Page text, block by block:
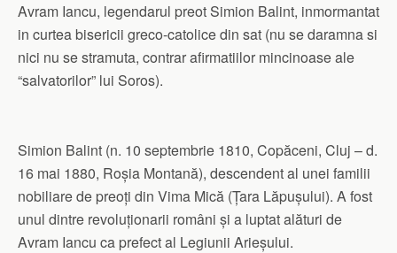
Avram Iancu, legendarul preot Simion Balint, inmormantat
in curtea bisericii greco-catolice din sat (nu se daramna si
nici nu se stramuta, contrar afirmatiilor mincinoase ale
“salvatorilor” lui Soros).
Simion Balint (n. 10 septembrie 1810, Copăceni, Cluj – d.
16 mai 1880, Roșia Montană), descendent al unei familii
nobiliare de preoți din Vima Mică (Țara Lăpușului). A fost
unul dintre revoluționarii români și a luptat alături de
Avram Iancu ca prefect al Legiunii Arieșului.